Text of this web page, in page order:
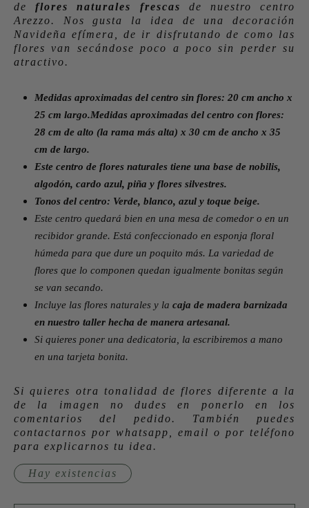
deflores naturales frescas de nuestro centro
Arezzo. Nos gusta la idea de una decoración
Navideña efímera, de ir disfrutando de como las
flores van secándose poco a poco sin perder su
atractivo.
Medidas aproximadas del centro sin flores: 20 cm ancho x
25 cm largo.Medidas aproximadas del centro con flores:
28 cm de alto (la rama más alta) x 30 cm de ancho x 35
cm de largo.
Este centro de flores naturales tiene una base de nobilis,
algodón, cardo azul, piña y flores silvestres.
Tonos del centro: Verde, blanco, azul y toque beige.
Este centro quedará bien en una mesa de comedor o en un
recibidor grande. Está confeccionado en esponja floral
húmeda para que dure un poquito más. La variedad de
flores que lo componen quedan igualmente bonitas según
se van secando.
Incluye las flores naturales y lacaja de madera barnizada
en nuestro taller hecha de manera artesanal.
Si quieres poner una dedicatoria, la escribiremos a mano
en una tarjeta bonita.
Si quieres otra tonalidad de flores diferente a la
de la imagen no dudes en ponerlo en los
comentarios del pedido. También puedes
contactarnos por whatsapp, email o por teléfono
para explicarnos tu idea.
Hay existencias